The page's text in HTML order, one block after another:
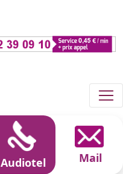
Audiotel Mail